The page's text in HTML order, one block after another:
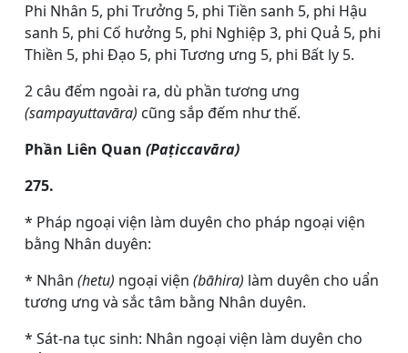
Phi Nhân 5, phi Trưởng 5, phi Tiền sanh 5, phi Hậu
sanh 5, phi Cố hưởng 5, phi Nghiệp 3, phi Quả 5, phi
Thiền 5, phi Đạo 5, phi Tương ưng 5, phi Bất ly 5.
2 câu đếm ngoài ra, dù phần tương ưng
(sampayuttavāra) cũng sắp đếm như thế.
Phần Liên Quan (Paṭiccavāra)
275.
* Pháp ngoại viện làm duyên cho pháp ngoại viện
bằng Nhân duyên:
* Nhân (hetu) ngoại viện (bāhira) làm duyên cho uẩn
tương ưng và sắc tâm bằng Nhân duyên.
* Sát-na tục sinh: Nhân ngoại viện làm duyên cho